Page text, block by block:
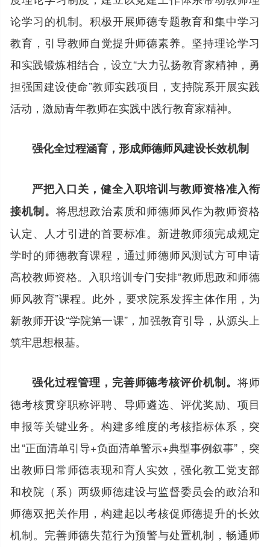
论学习的机制。积极开展师德专题教育和集中学习
教育，引导教师自觉提升师德素养。坚持理论学习
和实践锻炼相结合，设立“大力弘扬教育家精神，勇
担强国建设使命”教师实践项目，支持院系开展实践
活动，激励青年教师在实践中践行教育家精神。
强化全过程涵育，形成师德师风建设长效机制
严把入口关，健全入职培训与教师资格准入衔
接机制。 将思想政治素质和师德师风作为教师资格
认定、人才引进的首要标准。新进教师须完成规定
学时的师德教育课程，通过师德师风测试方可申请
高校教师资格。入职培训专门安排“教师思政和师德
师风教育”课程。此外，要求院系发挥主体作用，为
新教师开设“学院第一课”，加强教育引导，从源头上
筑牢思想根基。
强化过程管理，完善师德考核评价机制。 将师
德考核贯穿职称评聘、导师遴选、评优奖励、项目
申报等关键业务。构建多维度的考核指标体系，突
出“正面清单引导+负面清单警示+典型事例叙事”，突
出教师日常师德表现和育人实效，强化教工党支部
和校院（系）两级师德建设与监督委员会的政治和
师德双把关作用，构建起以考核促师德提升的长效
机制。完善师德失范行为预警与处置机制，畅通师